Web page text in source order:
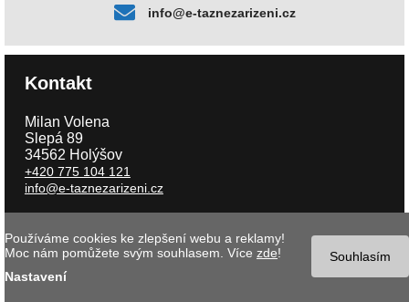
info@e-taznezarizeni.cz
Kontakt
Milan Volena
Slepá 89
34562 Holýšov
+420 775 104 121
info@e-taznezarizeni.cz
Copyright © 2026 e-taznezarizeni.cz | Aktualizace 08.08.2026 |
internetového obchodu- MK software |Nastavení cookies Souhlasím
Používáme cookies ke zlepšení webu a reklamy!
Moc nám pomůžete svým souhlasem. Více zde!
Nastavení